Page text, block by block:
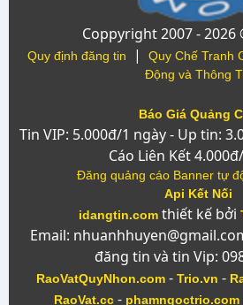
Coppyright 2007 - 2026
Quy định đăng tin | Quy Chế Tranh
Động và Thông
Báo Giá Quảng
Tin VIP: 5.000đ/1 ngày - Up tin:
Cáo Liên Kết
Đăng quảng cáo Banner tự
Api Kết Nối
idangtin.com thiết kế bởi
Email:
đăng tin và tin Vip:
RaoVatQuyNhon.com- Trio.vn -
RaoVat.cc - phamngoctrio.com